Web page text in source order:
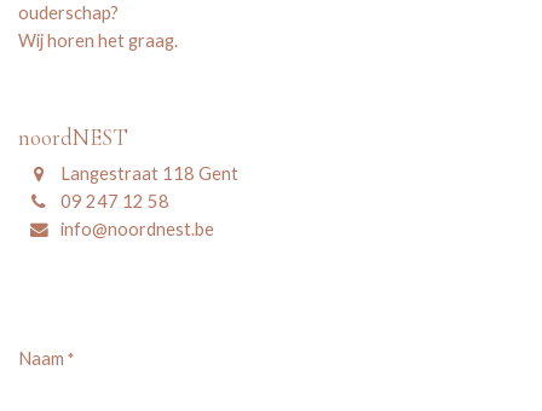
ouderschap?
Wij horen het graag.
noordNEST
Langestraat 118 Gent
09 247 12 58
info@noordnest.be
Naam *